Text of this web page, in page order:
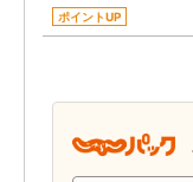
ポイントUP